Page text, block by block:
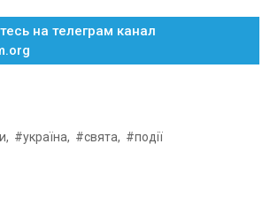
на телеграм канал
#україна, #свята, #події